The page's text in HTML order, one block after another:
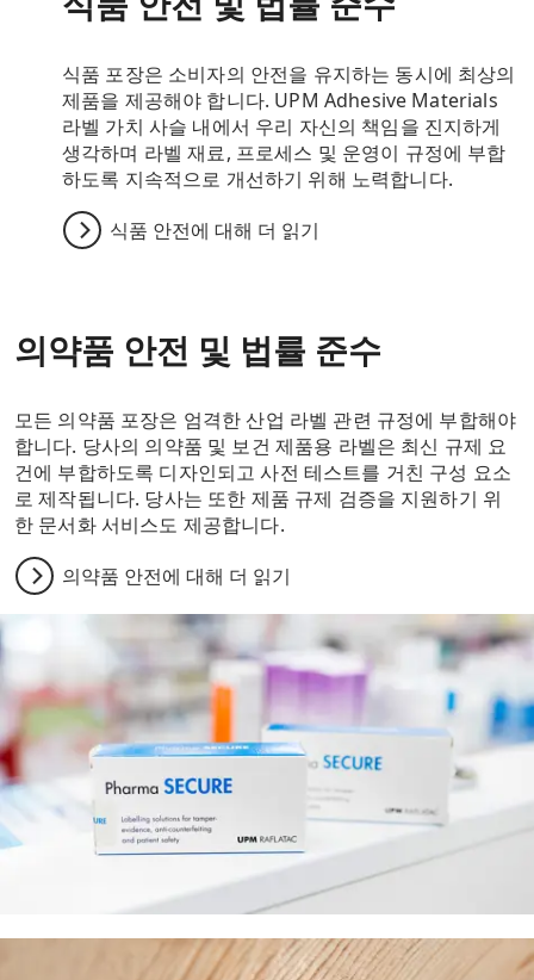
식품 포장은 소비자의 안전을 유지하는 동시에 최상의
제품을 제공해야 합니다. UPM Adhesive Materials
라벨 가치 사슬 내에서 우리 자신의 책임을 진지하게
생각하며 라벨 재료, 프로세스 및 운영이 규정에 부합
하도록 지속적으로 개선하기 위해 노력합니다.
식품 안전에 대해 더 읽기
의약품 안전 및 법률 준수
모든 의약품 포장은 엄격한 산업 라벨 관련 규정에 부합해야
합니다. 당사의 의약품 및 보건 제품용 라벨은 최신 규제 요
건에 부합하도록 디자인되고 사전 테스트를 거친 구성 요소
로 제작됩니다. 당사는 또한 제품 규제 검증을 지원하기 위
한 문서화 서비스도 제공합니다.
의약품 안전에 대해 더 읽기